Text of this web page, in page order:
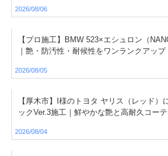
2026/08/06
【プロ施工】BMW 523×エシュロン（
｜艶・防汚性・耐候性をワンランクアップ
2026/08/05
【厚木市】I様のトヨタ ヤリス（レッド）
ックVer.3施工｜鮮やかな艶と高耐久コー
2026/08/04